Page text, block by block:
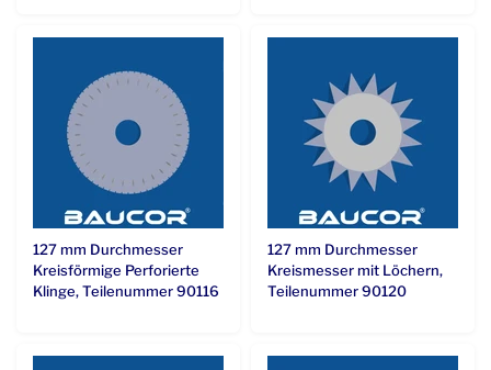
127 mm Durchmesser
Kreisförmige Perforierte
Klinge, Teilenummer 90116
127 mm Durchmesser
Kreismesser mit Löchern,
Teilenummer 90120